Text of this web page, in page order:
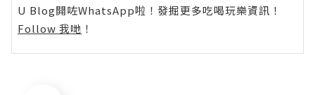
U Blog開咗WhatsApp啦！發掘更多吃喝玩樂資訊！
Follow 我哋 ！